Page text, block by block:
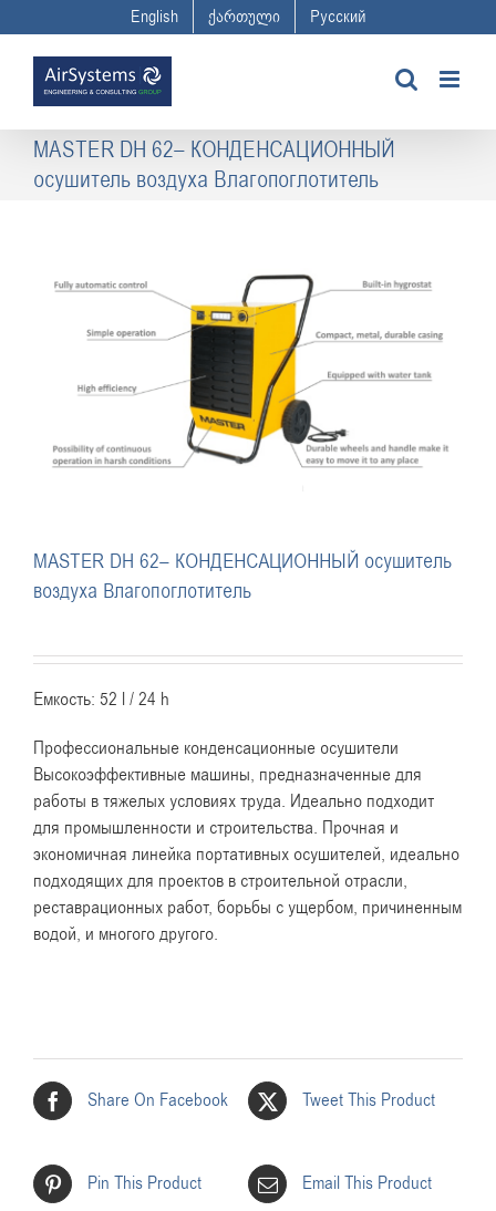
to
content
English ქართული Русский
MASTER DH 62– КОНДЕНСАЦИОННЫЙ
осушитель воздуха Влагопоглотитель
MASTER DH 62– КОНДЕНСАЦИОННЫЙ осушитель
воздуха Влагопоглотитель
Емкость: 52 l / 24 h
Профессиональные конденсационные осушители
Высокоэффективные машины, предназначенные для
работы в тяжелых условиях труда. Идеально подходит
для промышленности и строительства. Прочная и
экономичная линейка портативных осушителей, идеально
подходящих для проектов в строительной отрасли,
реставрационных работ, борьбы с ущербом, причиненным
водой, и многого другого.
Share On Facebook Tweet This Product
Pin This Product Email This Product